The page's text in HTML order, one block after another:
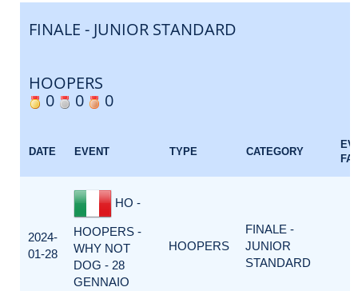
FINALE - JUNIOR STANDARD
HOOPERS
0
0 0
DATE EVENT TYPE CATEGORY
2024-
01-28
HO -
HOOPERS -
WHY NOT
DOG - 28
GENNAIO
HOOPERS
FINALE -
JUNIOR
STANDARD